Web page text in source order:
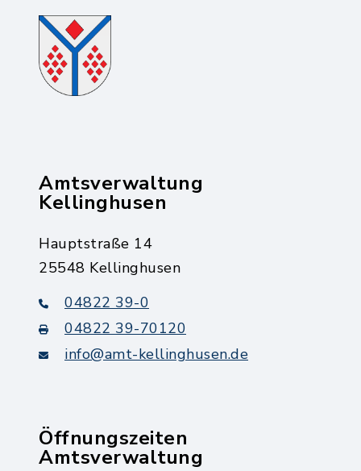
Amtsverwaltung
Kellinghusen
Hauptstraße 14
25548 Kellinghusen
04822 39-0
04822 39-70120
info@amt-kellinghusen.de
Öffnungszeiten
Amtsverwaltung